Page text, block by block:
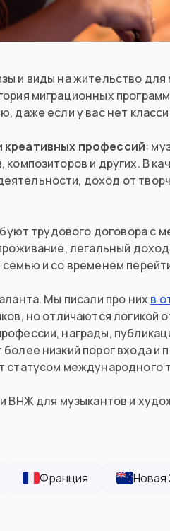
и виды на жительство
миграционных
даже если у вас нет
креативных профессий:
и других. В
доход от
трудового договора с
легальный
и со временем
Мы писали про них в
но отличаются логикой
награды,
низкий порог входа и
статусом международного
для музыкантов и
Франция Новая